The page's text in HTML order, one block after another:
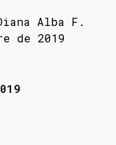
Alba F.
de 2019